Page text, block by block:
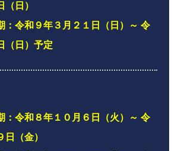
日）
：令和９年３月２１日（日）～ 令
（日）予定
：令和８年１０月６日（火）～ 令
（金）